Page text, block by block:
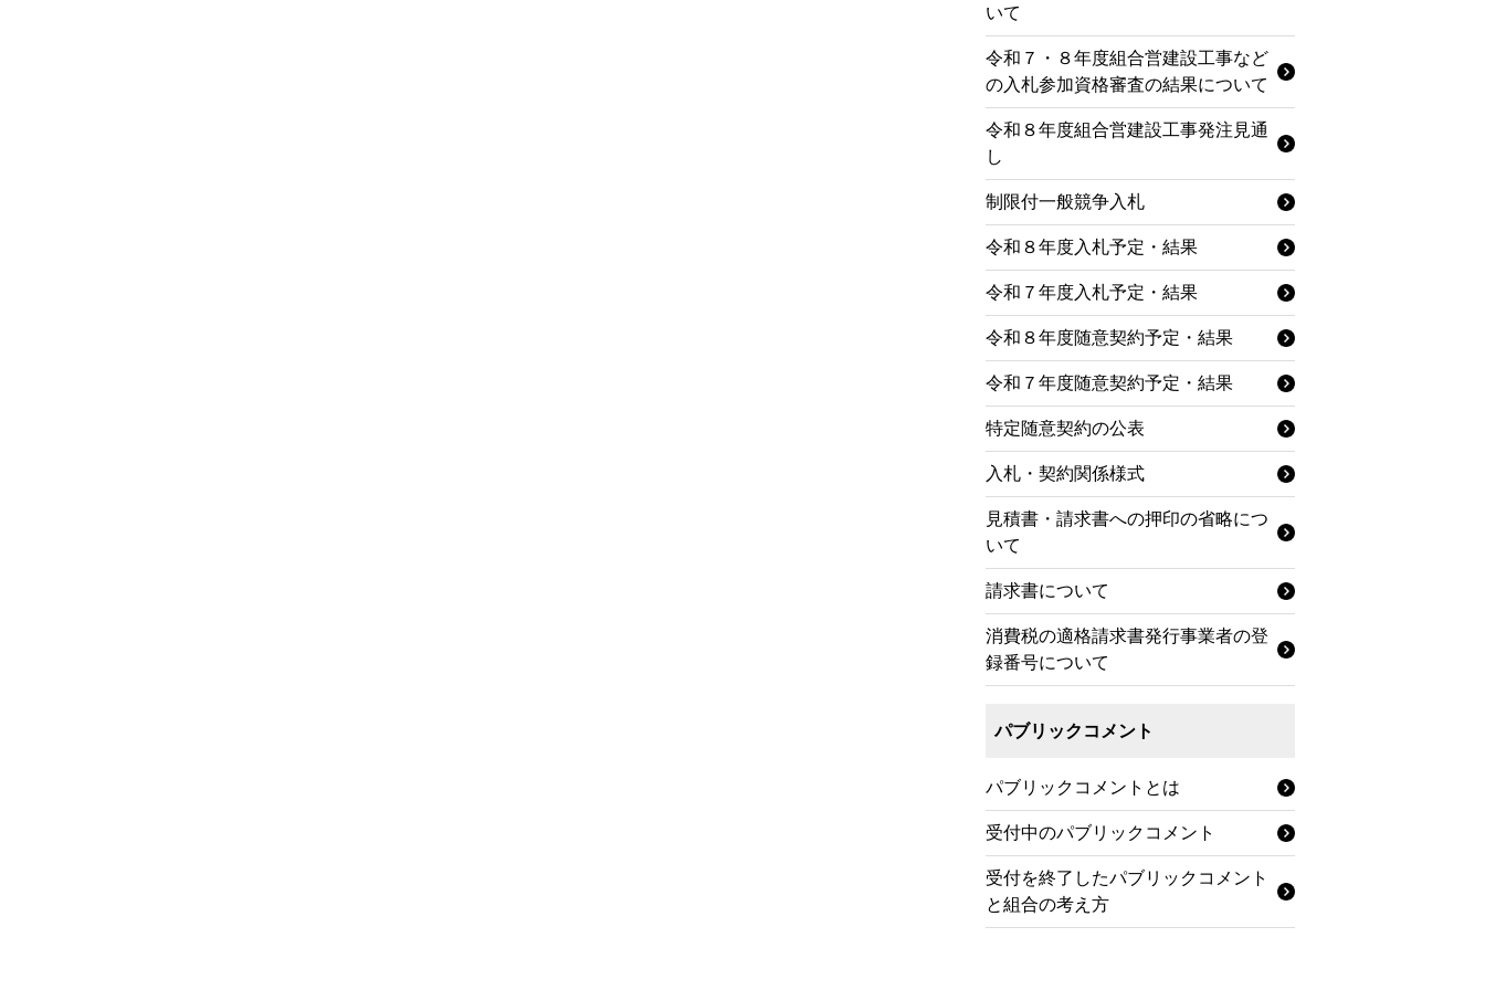
いて
令和７・８年度組合営建設工事など
の入札参加資格審査の結果について
令和８年度組合営建設工事発注見通
し
制限付一般競争入札
令和８年度入札予定・結果
令和７年度入札予定・結果
令和８年度随意契約予定・結果
令和７年度随意契約予定・結果
特定随意契約の公表
入札・契約関係様式
見積書・請求書への押印の省略につ
いて
請求書について
消費税の適格請求書発行事業者の登
録番号について
パブリックコメント
パブリックコメントとは
受付中のパブリックコメント
受付を終了したパブリックコメント
と組合の考え方